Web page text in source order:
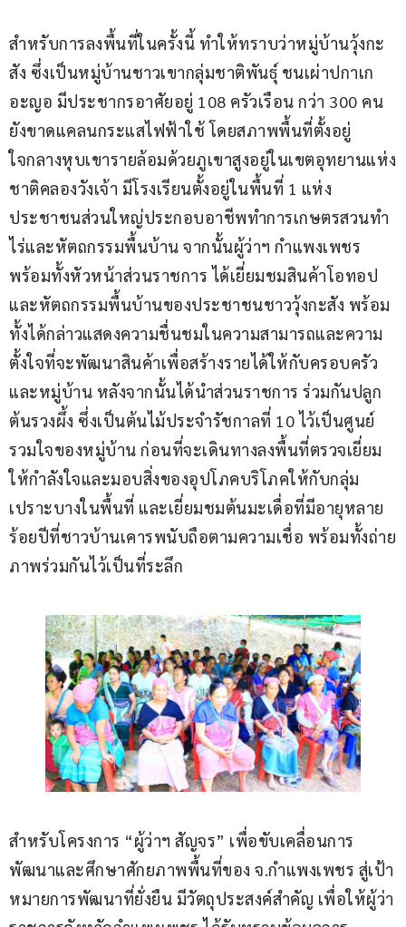
สำหรับการลงพื้นที่ในครั้งนี้ ทำให้ทราบว่าหมู่บ้านวุ้งกะ
สัง ซึ่งเป็นหมู่บ้านชาวเขากลุ่มชาติพันธุ์ ชนเผ่าปกาเก
อะญอ มีประชากรอาศัยอยู่ 108 ครัวเรือน กว่า 300 คน
ยังขาดแคลนกระแสไฟฟ้าใช้ โดยสภาพพื้นที่ตั้งอยู่
ใจกลางหุบเขารายล้อมด้วยภูเขาสูงอยู่ในเขตอุทยานแห่ง
ชาติคลองวังเจ้า มีโรงเรียนตั้งอยู่ในพื้นที่ 1 แห่ง
ประชาชนส่วนใหญ่ประกอบอาชีพทำการเกษตรสวนทำ
ไร่และหัตถกรรมพื้นบ้าน จากนั้นผู้ว่าฯ กำแพงเพชร
พร้อมทั้งหัวหน้าส่วนราชการ ได้เยี่ยมชมสินค้าโอทอป
และหัตถกรรมพื้นบ้านของประชาชนชาววุ้งกะสัง พร้อม
ทั้งได้กล่าวแสดงความชื่นชมในความสามารถและความ
ตั้งใจที่จะพัฒนาสินค้าเพื่อสร้างรายได้ให้กับครอบครัว
และหมู่บ้าน หลังจากนั้นได้นำส่วนราชการ ร่วมกันปลูก
ต้นรวงผึ้ง ซึ่งเป็นต้นไม้ประจำรัชกาลที่ 10 ไว้เป็นศูนย์
รวมใจของหมู่บ้าน ก่อนที่จะเดินทางลงพื้นที่ตรวจเยี่ยม
ให้กำลังใจและมอบสิ่งของอุปโภคบริโภคให้กับกลุ่ม
เปราะบางในพื้นที่ และเยี่ยมชมต้นมะเดื่อที่มีอายุหลาย
ร้อยปีที่ชาวบ้านเคารพนับถือตามความเชื่อ พร้อมทั้งถ่าย
ภาพร่วมกันไว้เป็นที่ระลึก
สำหรับโครงการ “ผู้ว่าฯ สัญจร” เพื่อขับเคลื่อนการ
พัฒนาและศึกษาศักยภาพพื้นที่ของ จ.กำแพงเพชร สู่เป้า
หมายการพัฒนาที่ยั่งยืน มีวัตถุประสงค์สำคัญ เพื่อให้ผู้ว่า